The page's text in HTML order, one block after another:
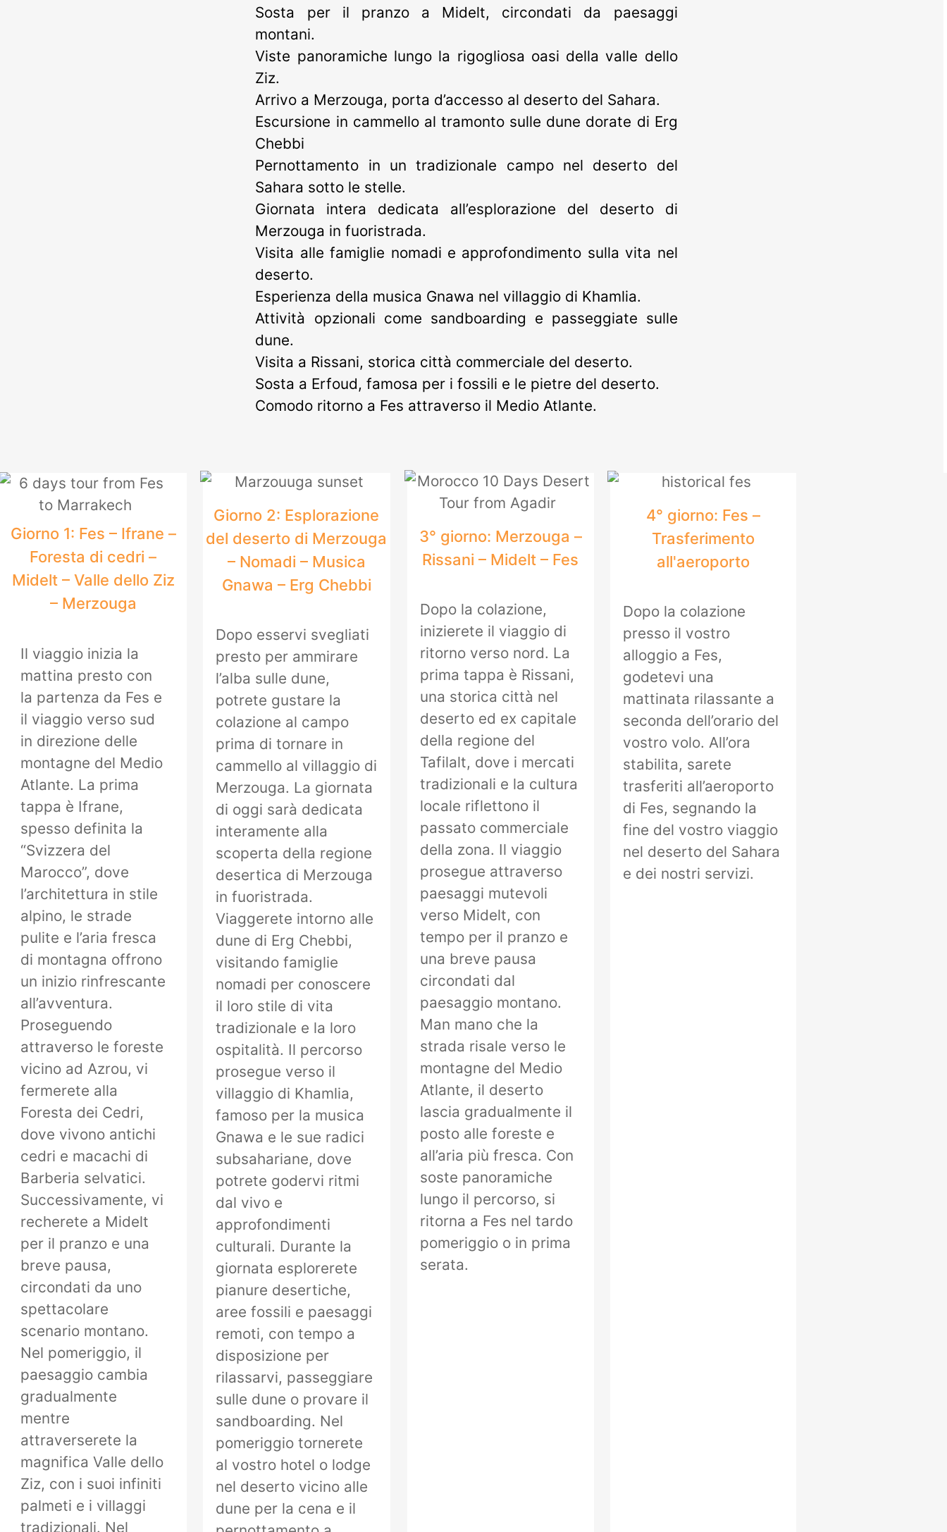
Sosta per il pranzo a Midelt, circondati da paesaggi
montani.
Viste panoramiche lungo la rigogliosa oasi della valle dello
Ziz.
Arrivo a Merzouga, porta d’accesso al deserto del Sahara.
Escursione in cammello al tramonto sulle dune dorate di Erg
Chebbi
Pernottamento in un tradizionale campo nel deserto del
Sahara sotto le stelle.
Giornata intera dedicata all’esplorazione del deserto di
Merzouga in fuoristrada.
Visita alle famiglie nomadi e approfondimento sulla vita nel
deserto.
Esperienza della musica Gnawa nel villaggio di Khamlia.
Attività opzionali come sandboarding e passeggiate sulle
dune.
Visita a Rissani, storica città commerciale del deserto.
Sosta a Erfoud, famosa per i fossili e le pietre del deserto.
Comodo ritorno a Fes attraverso il Medio Atlante.
Giorno 1: Fes – Ifrane –
Foresta di cedri –
Midelt – Valle dello Ziz
– Merzouga
Il viaggio inizia la
mattina presto con
la partenza da Fes e
il viaggio verso sud
in direzione delle
montagne del Medio
Atlante. La prima
tappa è Ifrane,
spesso definita la
“Svizzera del
Marocco”, dove
l’architettura in stile
alpino, le strade
pulite e l’aria fresca
di montagna offrono
un inizio rinfrescante
all’avventura.
Proseguendo
attraverso le foreste
vicino ad Azrou, vi
fermerete alla
Foresta dei Cedri,
dove vivono antichi
cedri e macachi di
Barberia selvatici.
Successivamente, vi
recherete a Midelt
per il pranzo e una
breve pausa,
circondati da uno
spettacolare
scenario montano.
Nel pomeriggio, il
paesaggio cambia
gradualmente
mentre
attraverserete la
magnifica Valle dello
Ziz, con i suoi infiniti
palmeti e i villaggi
tradizionali. Nel
Giorno 2: Esplorazione
del deserto di Merzouga
– Nomadi – Musica
Gnawa – Erg Chebbi
Dopo esservi svegliati
presto per ammirare
l’alba sulle dune,
potrete gustare la
colazione al campo
prima di tornare in
cammello al villaggio di
Merzouga. La giornata
di oggi sarà dedicata
interamente alla
scoperta della regione
desertica di Merzouga
in fuoristrada.
Viaggerete intorno alle
dune di Erg Chebbi,
visitando famiglie
nomadi per conoscere
il loro stile di vita
tradizionale e la loro
ospitalità. Il percorso
prosegue verso il
villaggio di Khamlia,
famoso per la musica
Gnawa e le sue radici
subsahariane, dove
potrete godervi ritmi
dal vivo e
approfondimenti
culturali. Durante la
giornata esplorerete
pianure desertiche,
aree fossili e paesaggi
remoti, con tempo a
disposizione per
rilassarvi, passeggiare
sulle dune o provare il
sandboarding. Nel
pomeriggio tornerete
al vostro hotel o lodge
nel deserto vicino alle
dune per la cena e il
3° giorno: Merzouga –
Rissani – Midelt – Fes
Dopo la colazione,
inizierete il viaggio di
ritorno verso nord. La
prima tappa è Rissani,
una storica città nel
deserto ed ex capitale
della regione del
Tafilalt, dove i mercati
tradizionali e la cultura
locale riflettono il
passato commerciale
della zona. Il viaggio
prosegue attraverso
paesaggi mutevoli
verso Midelt, con
tempo per il pranzo e
una breve pausa
circondati dal
paesaggio montano.
Man mano che la
strada risale verso le
montagne del Medio
Atlante, il deserto
lascia gradualmente il
posto alle foreste e
all’aria più fresca. Con
soste panoramiche
lungo il percorso, si
ritorna a Fes nel tardo
pomeriggio o in prima
serata.
4° giorno: Fes –
Trasferimento
all'aeroporto
Dopo la colazione
presso il vostro
alloggio a Fes,
godetevi una
mattinata rilassante a
seconda dell’orario del
vostro volo. All’ora
stabilita, sarete
trasferiti all’aeroporto
di Fes, segnando la
fine del vostro viaggio
nel deserto del Sahara
e dei nostri servizi.